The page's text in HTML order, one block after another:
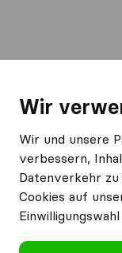
basierend auf 4
Bewertungen
Wir
Wir und unsere
verbessern,
Datenverkehr
Cookies auf